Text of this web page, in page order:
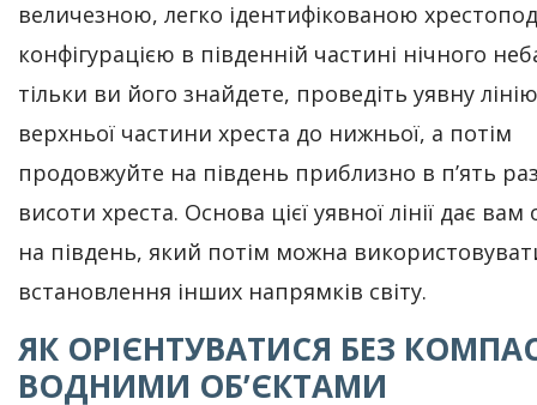
величезною, легко ідентифікованою
конфігурацією в південній частині нічного
тільки ви його знайдете, проведіть уявну
верхньої частини хреста до нижньої, а потім
продовжуйте на південь приблизно в п’ять
висоти хреста. Основа цієї уявної лінії дає вам
на південь, який потім можна
встановлення інших напрямків світу.
ЯК ОРІЄНТУВАТИСЯ БЕЗ
ВОДНИМИ ОБ’ЄКТАМИ